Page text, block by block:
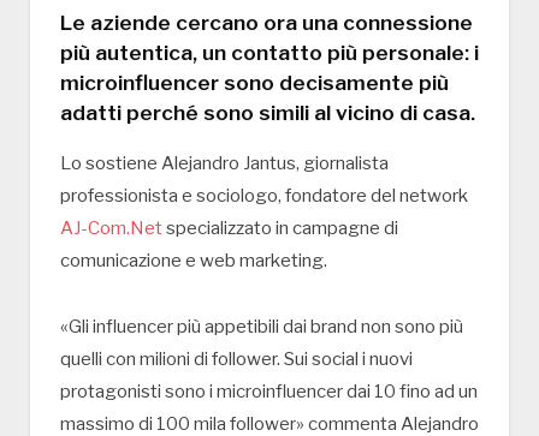
Le aziende cercano ora una connessione
più autentica, un contatto più personale: i
microinfluencer sono decisamente più
adatti perché sono simili al vicino di casa.
Lo sostiene Alejandro Jantus, giornalista
professionista e sociologo, fondatore del network
AJ-Com.Netspecializzato in campagne di
comunicazione e web marketing.
«Gli influencer più appetibili dai brand non sono più
quelli con milioni di follower. Sui social i nuovi
protagonisti sono i microinfluencer dai 10 fino ad un
massimo di 100 mila follower» commenta Alejandro